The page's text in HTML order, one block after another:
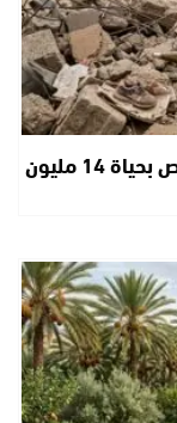
أفخاخ الموت في السودان: الألغام تتربص بحياة 14 مليون